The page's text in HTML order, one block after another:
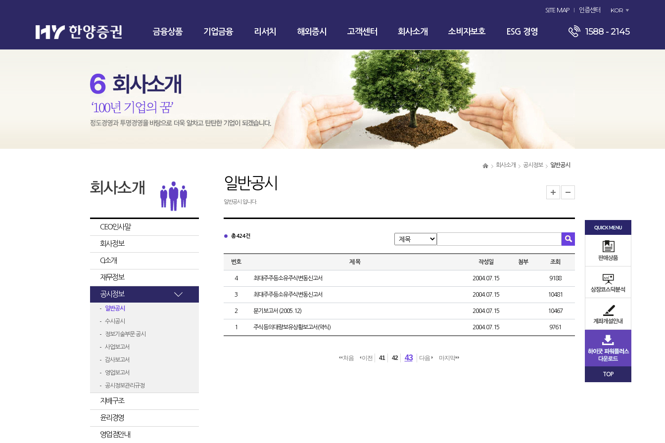
SITE MAP 인증센터 KOR
금융상품 기업금융 리서치 해외증시 고객센터 회사소개 소비자보호 ESG 경영 1588 - 2145
회사소개 공시정보 일반공시
CEO인사말
회사정보
CI소개
재무정보
공시정보
일반공시
수시공시
정보기술부문 공시
사업보고서
감사보고서
영업보고서
공시정보관리규정
지배구조
윤리경영
영업점안내
일반공시
일반공시 입니다.
총 424건
번호 제 목 작성일 첨부 조회
4 최대주주등소유주식변동신고서 2004.07.15 9188
3 최대주주등소유주식변동신고서 2004.07.15 10481
2 분기보고서 (2005.12) 2004.07.15 10467
1 주식등의대량보유상황보고서(약식) 2004.07.15 9761
처음 이전 41 42 43 다음 마지막
TOP